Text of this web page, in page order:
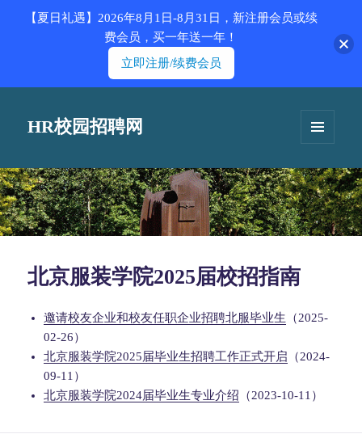
HR校园招聘网
北京服装学院2025届校招指南
邀请校友企业和校友任职企业招聘北服毕业生 （2025-
02-26）
北京服装学院2025届毕业生招聘工作正式开启 （2024-
09-11）
北京服装学院2024届毕业生专业介绍 （2023-10-11）
【夏日礼遇】2026年8月1日-8月31日，新注册会员或续
费会员，买一年送一年！
立即注册/续费会员